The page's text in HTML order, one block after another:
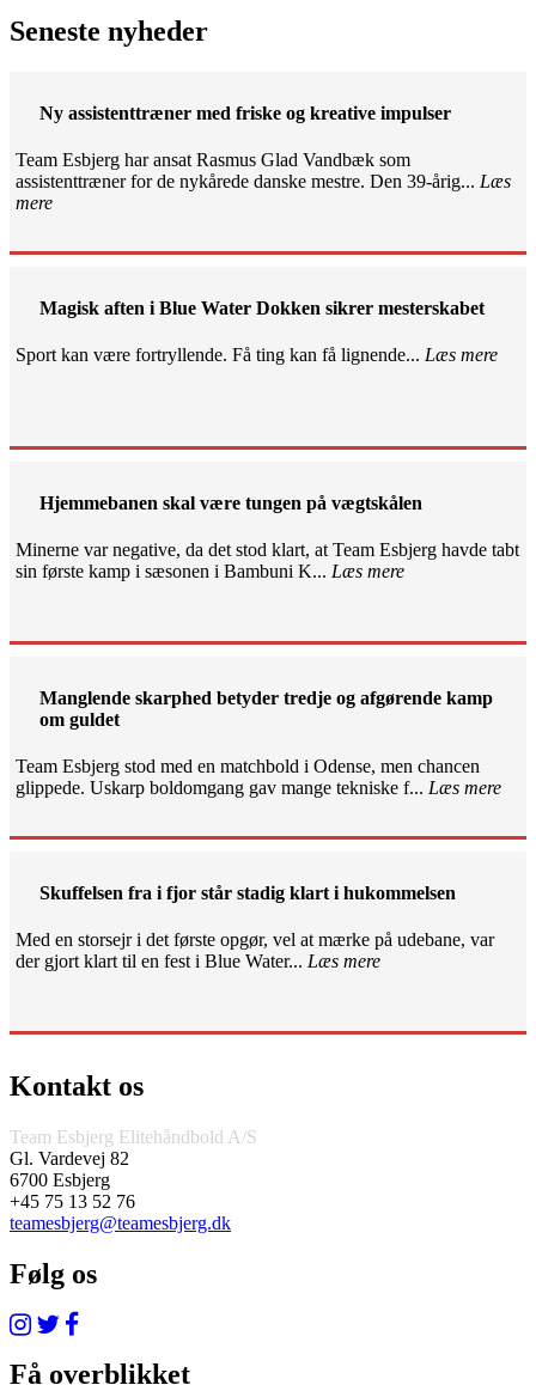
Seneste nyheder
Ny assistenttræner med friske og kreative impulser
Team Esbjerg har ansat Rasmus Glad Vandbæk som
assistenttræner for de nykårede danske mestre. Den 39-årig... Læs
mere
Magisk aften i Blue Water Dokken sikrer mesterskabet
Sport kan være fortryllende. Få ting kan få lignende... Læs mere
Hjemmebanen skal være tungen på vægtskålen
Minerne var negative, da det stod klart, at Team Esbjerg havde tabt
sin første kamp i sæsonen i Bambuni K... Læs mere
Manglende skarphed betyder tredje og afgørende kamp
om guldet
Team Esbjerg stod med en matchbold i Odense, men chancen
glippede. Uskarp boldomgang gav mange tekniske f... Læs mere
Skuffelsen fra i fjor står stadig klart i hukommelsen
Med en storsejr i det første opgør, vel at mærke på udebane, var
der gjort klart til en fest i Blue Water... Læs mere
Kontakt os
Team Esbjerg Elitehåndbold A/S
Gl. Vardevej 82
6700 Esbjerg
+45 75 13 52 76
teamesbjerg@teamesbjerg.dk
Følg os
Få overblikket